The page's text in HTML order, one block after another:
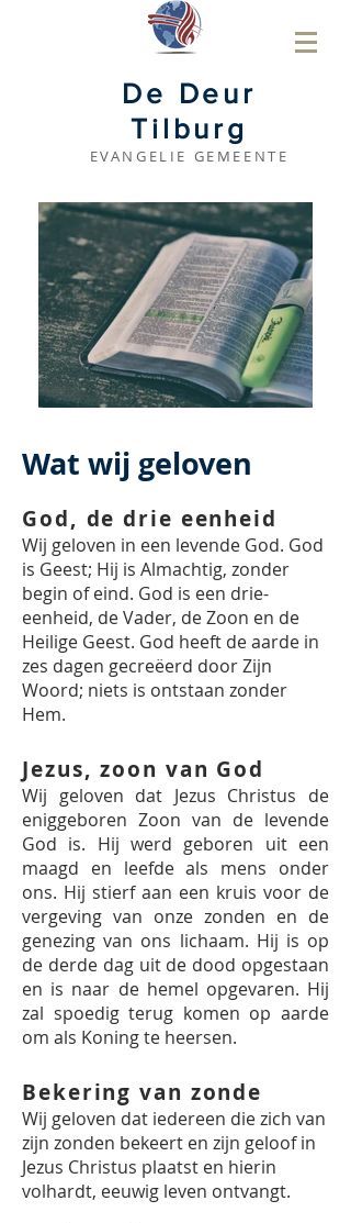
De Deur
Tilburg
EVANGELIE GEMEENTE
Wat wij geloven
God, de drie eenheid
Wij geloven in een levende God. God
is Geest; Hij is Almachtig, zonder
begin of eind. God is een drie-
eenheid, de Vader, de Zoon en de
Heilige Geest. God heeft de aarde in
zes dagen gecreëerd door Zijn
Woord; niets is ontstaan zonder
Hem.
Jezus, zoon van God
Wij geloven dat Jezus Christus de
eniggeboren Zoon van de levende
God is. Hij werd geboren uit een
maagd en leefde als mens onder
ons. Hij stierf aan een kruis voor de
vergeving van onze zonden en de
genezing van ons lichaam. Hij is op
de derde dag uit de dood opgestaan
en is naar de hemel opgevaren. Hij
zal spoedig terug komen op aarde
om als Koning te heersen.
Bekering van zonde
Wij geloven dat iedereen die zich van
zijn zonden bekeert en zijn geloof in
Jezus Christus plaatst en hierin
volhardt, eeuwig leven ontvangt.